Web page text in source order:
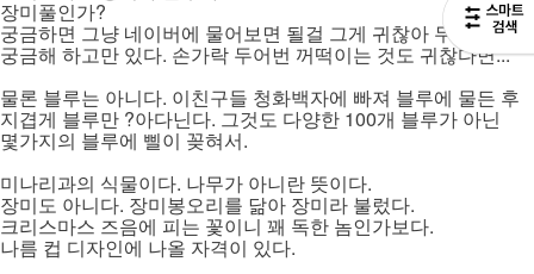
장미풀인가?
궁금하면 그냥 네이버에 물어보면 될걸 그게 귀찮아 두고두고
궁금해 하고만 있다. 손가락 두어번 꺼떡이는 것도 귀찮다면...
물론 블루는 아니다. 이친구들 청화백자에 빠져 블루에 물든 후
지겹게 블루만 ?아다닌다. 그것도 다양한 100개 블루가 아닌
몇가지의 블루에 삘이 꽂혀서.
미나리과의 식물이다. 나무가 아니란 뜻이다.
장미도 아니다. 장미봉오리를 닮아 장미라 불렀다.
크리스마스 즈음에 피는 꽃이니 꽤 독한 놈인가보다.
나름 컵 디자인에 나올 자격이 있다.